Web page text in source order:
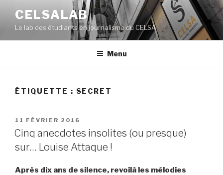
contenu
principal
CELSALAB
Le lab des étudiants en journalisme du CELSA
Menu
ÉTIQUETTE : SECRET
PUBLIÉ
LE
11 FÉVRIER 2016
Cinq anecdotes insolites (ou presque)
sur… Louise Attaque !
Après dix ans de silence, revoilà les mélodies